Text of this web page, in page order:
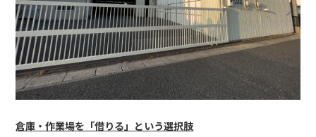
倉庫・作業場を「借りる」という選択肢